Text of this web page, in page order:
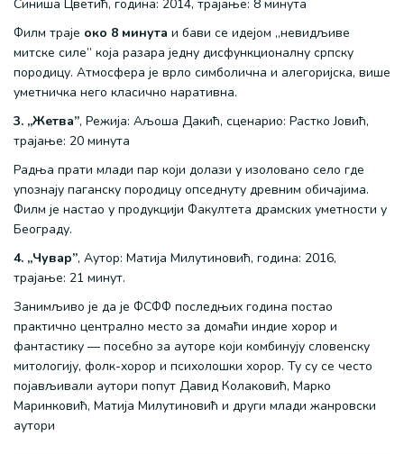
Синиша Цветић, година: 2014, трајање: 8 минута
Филм траје око 8 минута и бави се идејом „невидљиве
митске силе” која разара једну дисфункционалну српску
породицу. Атмосфера је врло симболична и алегоријска, више
уметничка него класично наративна.
3. „Жетва”, Режија: Аљоша Дакић, сценарио: Растко Јовић,
трајање: 20 минута
Радња прати млади пар који долази у изоловано село где
упознају паганску породицу опседнуту древним обичајима.
Филм је настао у продукцији Факултета драмских уметности у
Београду.
4. „Чувар”, Аутор: Матија Милутиновић, година: 2016,
трајање: 21 минут.
Занимљиво је да је ФСФФ последњих година постао
практично централно место за домаћи индие хорор и
фантастику — посебно за ауторе који комбинују словенску
митологију, фолк-хорор и психолошки хорор. Ту су се често
појављивали аутори попут Давид Колаковић, Марко
Маринковић, Матија Милутиновић и други млади жанровски
аутори